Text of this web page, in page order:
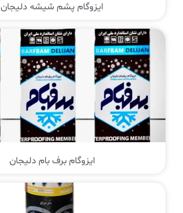
ایزوگام پشم شیشه دلیجان
ایزوگام برف بام دلیجان